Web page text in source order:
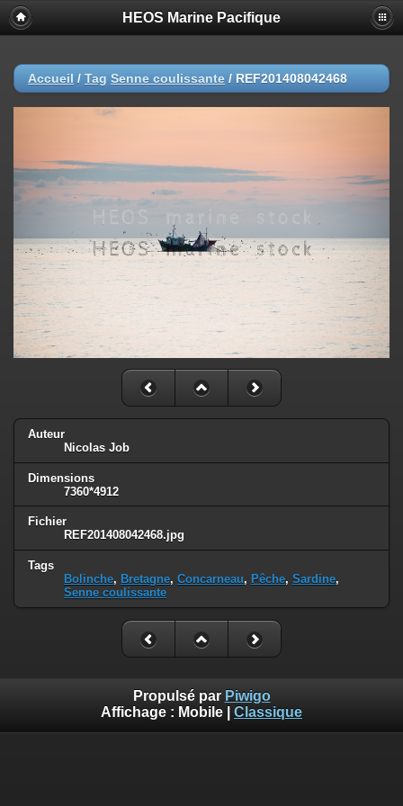
HEOS Marine Pacifique
Accueil / Tag Senne coulissante / REF201408042468
Auteur
Nicolas Job
Dimensions
7360*4912
Fichier
REF201408042468.jpg
Tags
Bolinche, Bretagne, Concarneau, Pêche, Sardine,
Senne coulissante
Propulsé par Piwigo
Affichage : Mobile Classique